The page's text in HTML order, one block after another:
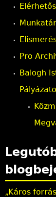
Pro
Balogh
„Káros